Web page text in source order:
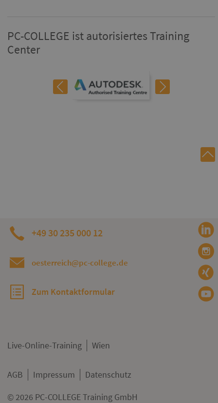
PC-COLLEGE ist autorisiertes Training
Center
+49 30 235 000 12
oesterreich@pc-college.de
Zum Kontaktformular
Live-Online-Training Wien
AGB Impressum
Datenschutz
© 2026 PC-COLLEGE Training GmbH